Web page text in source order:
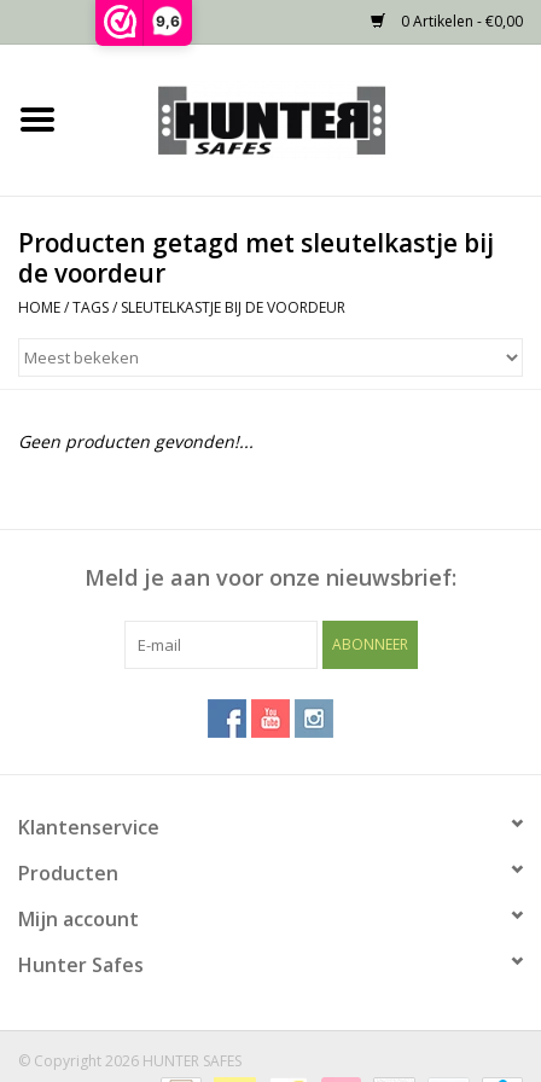
9,6 0 Artikelen - €0,00
Home
Gecertificeerd
Niet gecertificeerd
Recente projecten
Producten getagd met sleutelkastje bij
de voordeur
HOME/TAGS/ SLEUTELKASTJE BIJ DE VOORDEUR
Geen producten gevonden!...
Meld je aan voor onze nieuwsbrief:
ABONNEER
Klantenservice
Producten
Mijn account
Hunter Safes
© Copyright 2026 HUNTER SAFES